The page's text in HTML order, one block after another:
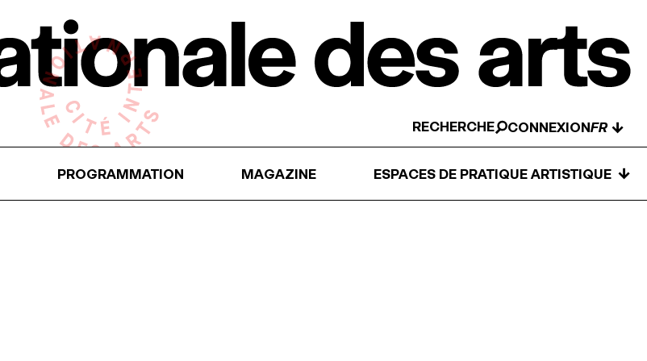
RECHERCHE CONNEXION ↓
PROGRAMMATION MAGAZINE ESPACES DE PRATIQUE ARTISTIQUE ↓